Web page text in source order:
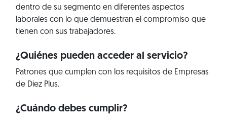
dentro de su segmento en diferentes aspectos
laborales con lo que demuestran el compromiso que
tienen con sus trabajadores.
¿Quiénes pueden acceder al servicio?
Patrones que cumplen con los requisitos de Empresas
de Diez Plus.
¿Cuándo debes cumplir?